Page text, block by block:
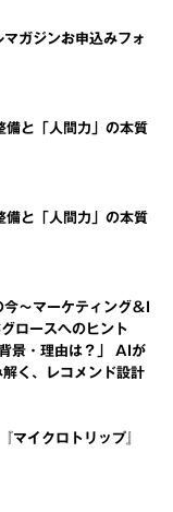
ガジンお申込みフォ
と「人間力」の本質
と「人間力」の本質
～マーケティング＆I
ロースへのヒント
景・理由は？」 AIが
く、レコメンド設計
イクロトリップ』